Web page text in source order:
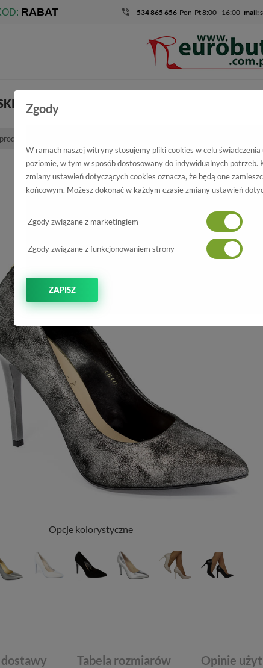
RABAT 534 865 656 Pon-Pt 8:00 - 16:00 mail:
Czółenka Sala
1810/963
-70%
Opcje kolorystyczne
Tabela rozmiarów Opinie
Zgody
W ramach naszej witryny stosujemy pliki cookies w celu świadczenia
poziomie, w tym w sposób dostosowany do indywidualnych
zmiany ustawień dotyczących cookies oznacza, że będą one
końcowym. Możesz dokonać w każdym czasie zmiany ustawień
Zgody związane z marketingiem
Zgody związane z funkcjonowaniem strony
ZAPISZ